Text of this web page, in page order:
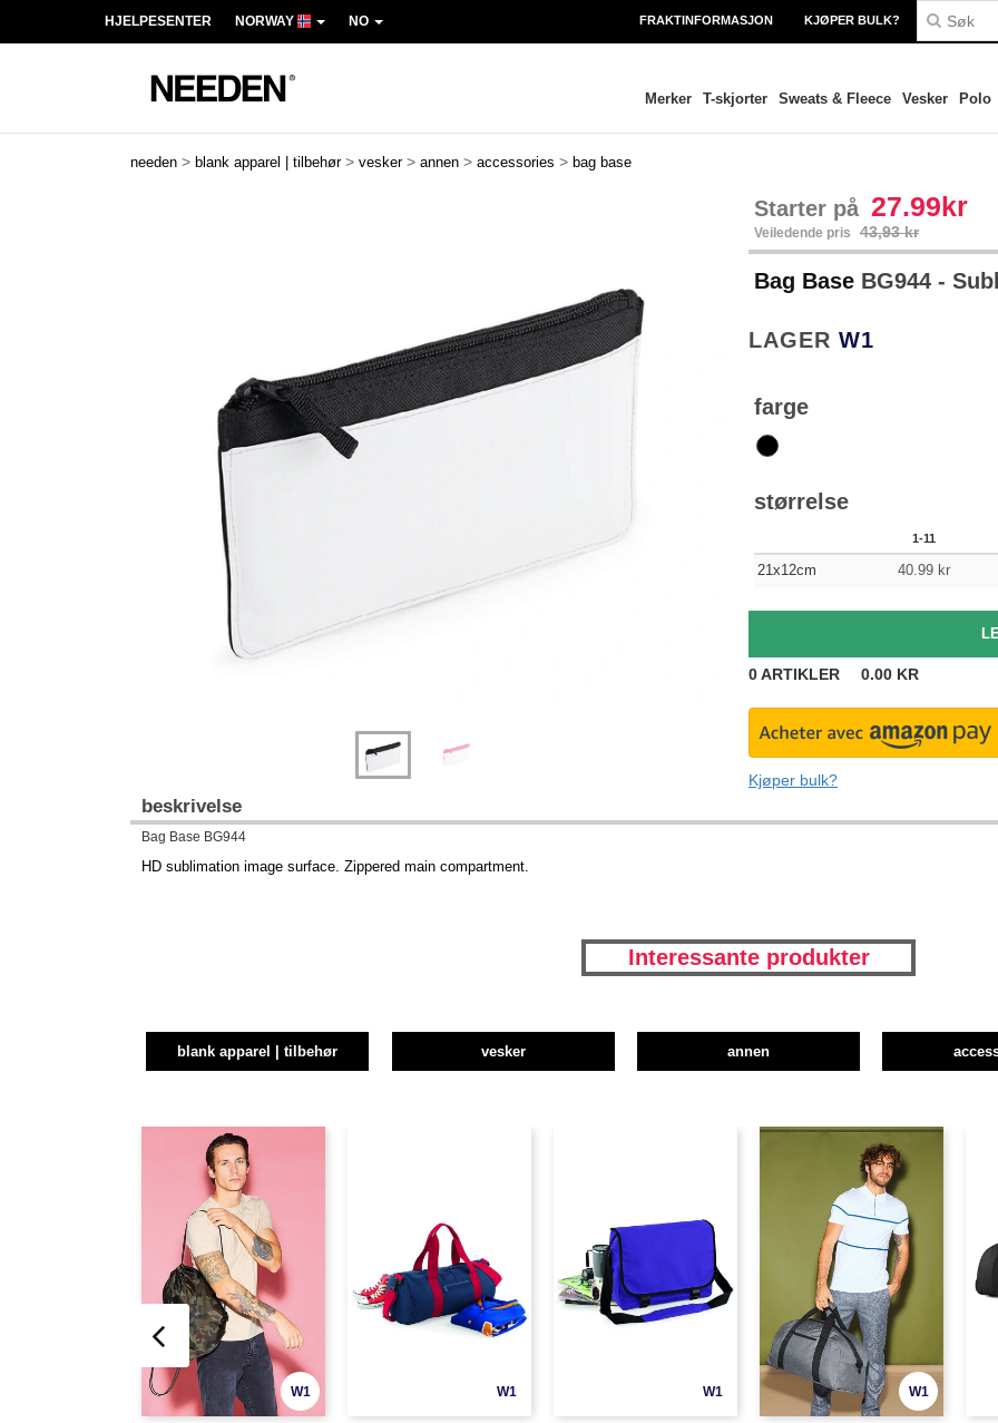
HJELPESENTER NORWAY NO FRAKTINFORMASJON KJØPER BULK?
Merker T-skjorter Sweats & Fleece Vesker Polo
needen > blank apparel | tilbehør > vesker > annen > accessories > bag base
Starter på 27.99kr
Veiledende pris 43,93 kr
Bag Base BG944 -
LAGER W1
farge
størrelse
1-11
21x12cm 40.99 kr
0ARTIKLER 0.00 KR
Kjøper bulk?
beskrivelse
Bag Base BG944
HD sublimation image surface. Zippered main compartment.
Interessante produkter
blank apparel | tilbehør vesker annen
W1 W1 W1 W1